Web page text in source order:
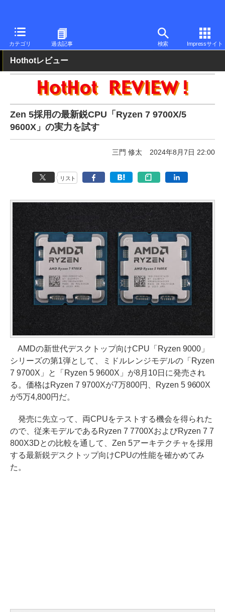
カテゴリ 過去記事 検索 Impressサイト
PC Watch 半導体/周辺機器
Hothotレビュー
Zen 5採用の最新鋭CPU「Ryzen 7 9700X/5
9600X」の実力を試す
三門 修太 2024年8月7日 22:00
リスト
AMDの新世代デスクトップ向けCPU「Ryzen 9000」
シリーズの第1弾として、ミドルレンジモデルの「Ryzen
7 9700X」と「Ryzen 5 9600X」が8月10日に発売され
る。価格はRyzen 7 9700Xが7万800円、Ryzen 5 9600X
が5万4,800円だ。
発売に先立って、両CPUをテストする機会を得られた
ので、従来モデルであるRyzen 7 7700XおよびRyzen 7 7
800X3Dとの比較を通して、Zen 5アーキテクチャを採用
する最新鋭デスクトップ向けCPUの性能を確かめてみ
た。